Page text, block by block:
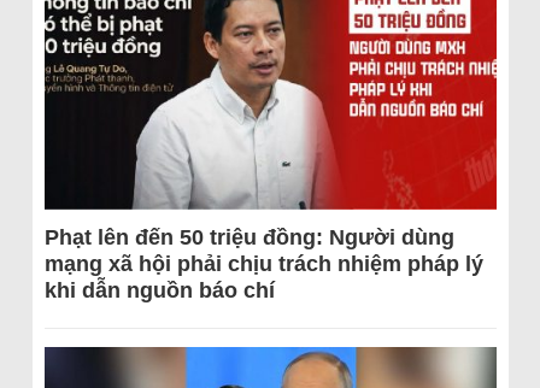
Phạt lên đến 50 triệu đồng: Người dùng
mạng xã hội phải chịu trách nhiệm pháp lý
khi dẫn nguồn báo chí